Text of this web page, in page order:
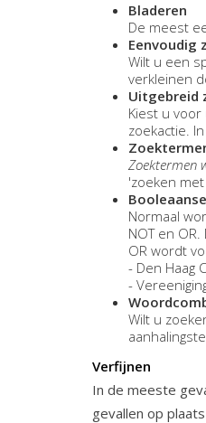
Bladeren
De meest
Eenvoudig
Wilt u een
verkleinen
Uitgebreid
Kiest u
zoekactie.
Zoektermen
'zoeken
Normaal
NOT en
OR wordt
- Den Haag
-
Wilt u
Verfijnen
In de meeste
gevallen op